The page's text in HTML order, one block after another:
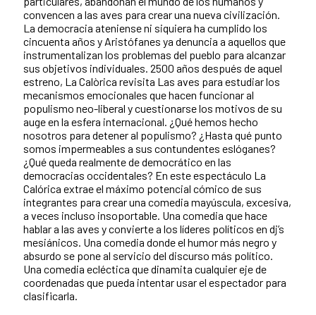
convencen a las aves para crear una nueva civilización.
La democracia ateniense ni siquiera ha cumplido los
cincuenta años y Aristófanes ya denuncia a aquellos que
instrumentalizan los problemas del pueblo para alcanzar
sus objetivos individuales. 2500 años después de aquel
estreno, La Calòrica revisita Las aves para estudiar los
mecanismos emocionales que hacen funcionar al
populismo neo-liberal y cuestionarse los motivos de su
auge en la esfera internacional. ¿Qué hemos hecho
nosotros para detener al populismo? ¿Hasta qué punto
somos impermeables a sus contundentes eslóganes?
¿Qué queda realmente de democrático en las
democracias occidentales? En este espectáculo La
Calórica extrae el máximo potencial cómico de sus
integrantes para crear una comedia mayúscula, excesiva,
a veces incluso insoportable. Una comedia que hace
hablar a las aves y convierte a los líderes políticos en dj’s
mesiánicos. Una comedia donde el humor más negro y
absurdo se pone al servicio del discurso más político.
Una comedia ecléctica que dinamita cualquier eje de
coordenadas que pueda intentar usar el espectador para
clasificarla.